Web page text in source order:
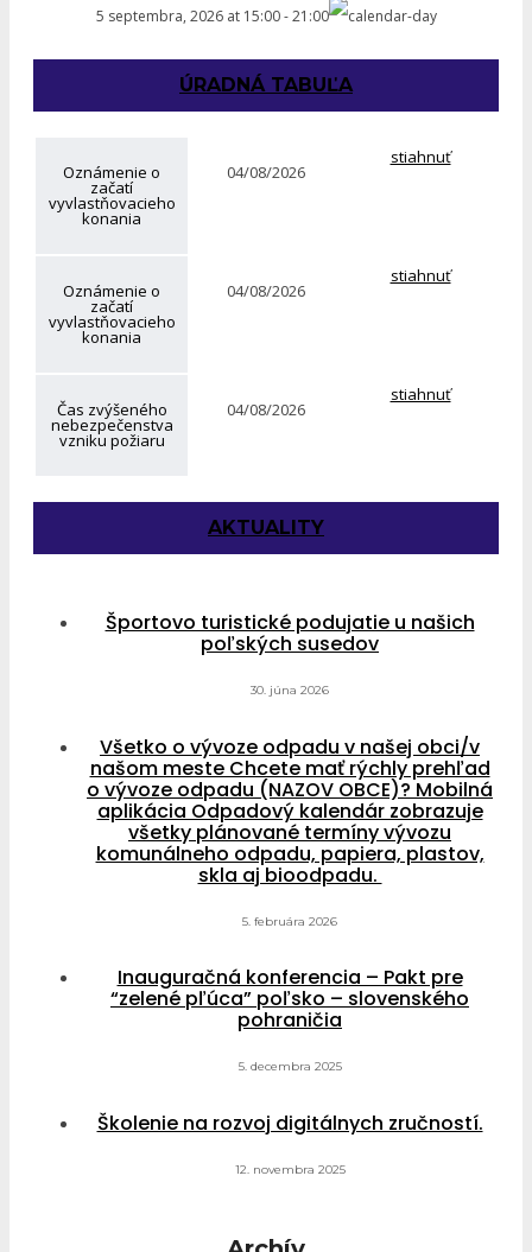
5 septembra, 2026 at 15:00-21:00
ÚRADNÁ TABUĽA
Oznámenie o
začatí
vyvlastňovacieho
konania
04/08/2026
stiahnuť
Oznámenie o
začatí
vyvlastňovacieho
konania
04/08/2026
stiahnuť
Čas zvýšeného
nebezpečenstva
vzniku požiaru
04/08/2026
stiahnuť
AKTUALITY
Športovo turistické podujatie u našich
poľských susedov
30. júna 2026
Všetko o vývoze odpadu v našej obci/v
našom meste Chcete mať rýchly prehľad
o vývoze odpadu (NAZOV OBCE)? Mobilná
aplikácia Odpadový kalendár zobrazuje
všetky plánované termíny vývozu
komunálneho odpadu, papiera, plastov,
skla aj bioodpadu.
5. februára 2026
Inauguračná konferencia – Pakt pre
“zelené pľúca” poľsko – slovenského
pohraničia
5. decembra 2025
Školenie na rozvoj digitálnych zručností.
12. novembra 2025